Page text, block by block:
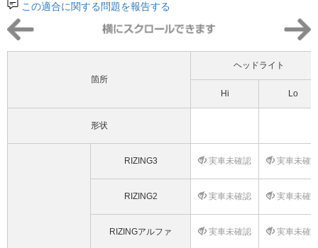
この適合に関する問題を報告する
箇所
ヘッドライト
Hi Lo
形状
RIZING3 実車未確認 実車未確
RIZING2 実車未確認 実車未確
RIZINGアルファ 実車未確認 実車未確